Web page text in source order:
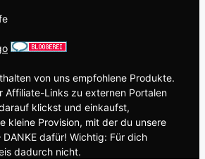
von uns empfohlene Produkte.
Affiliate-Links zu externen Portalen
klickst und einkaufst,
kleine Provision, mit der du unsere
dafür! Wichtig: Für dich
dadurch nicht.